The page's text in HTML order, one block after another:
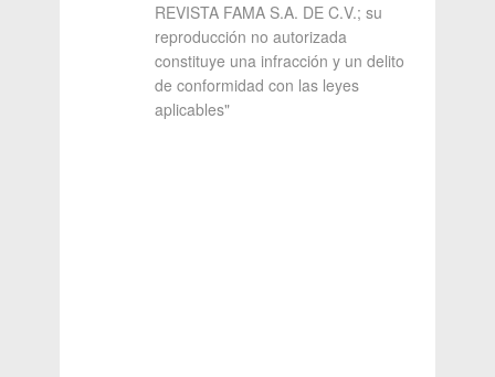
REVISTA FAMA S.A. DE C.V.; su
reproducción no autorizada
constituye una infracción y un delito
de conformidad con las leyes
aplicables"